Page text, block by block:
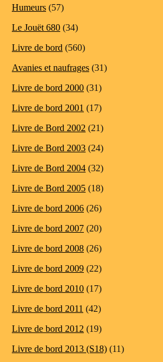
Humeurs (57)
Le Jouët 680 (34)
Livre de bord (560)
Avanies et naufrages (31)
Livre de bord 2000 (31)
Livre de bord 2001 (17)
Livre de Bord 2002 (21)
Livre de Bord 2003 (24)
Livre de Bord 2004 (32)
Livre de Bord 2005 (18)
Livre de bord 2006 (26)
Livre de bord 2007 (20)
Livre de bord 2008 (26)
Livre de bord 2009 (22)
Livre de bord 2010 (17)
Livre de bord 2011 (42)
Livre de bord 2012 (19)
Livre de bord 2013 (S18) (11)